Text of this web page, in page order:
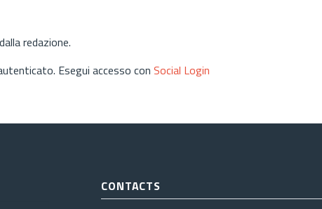
redazione.
Esegui accesso con Social Login
CONTACTS